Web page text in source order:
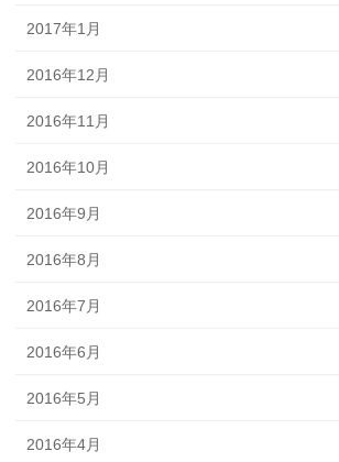
2017年1月
2016年12月
2016年11月
2016年10月
2016年9月
2016年8月
2016年7月
2016年6月
2016年5月
2016年4月